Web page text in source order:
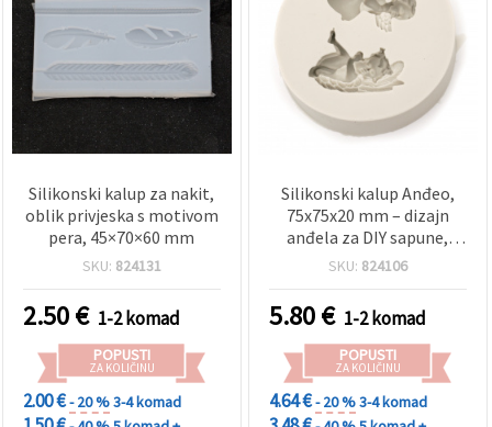
Silikonski kalup za nakit,
oblik privjeska s motivom
pera, 45×70×60 mm
SKU: 824131
2.50€ 1-2 komad
POPUSTI
ZA KOLIČINU
2.00 €- 20 %3-4 komad
Silikonski kalup Anđeo,
75x75x20 mm – dizajn
anđela za DIY sapune,
baby shower/party
epoksidne smole i gipsa
SKU: 824106
5.80€ 1-2 komad
POPUSTI
ZA KOLIČINU
4.64 €- 20 %3-4 komad